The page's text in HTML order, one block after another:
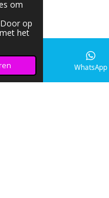
om
op
het
WhatsApp